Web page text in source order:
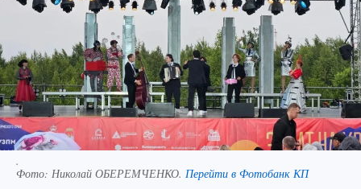
.
Фото: Николай ОБЕРЕМЧЕНКО. Перейти в Фотобанк КП